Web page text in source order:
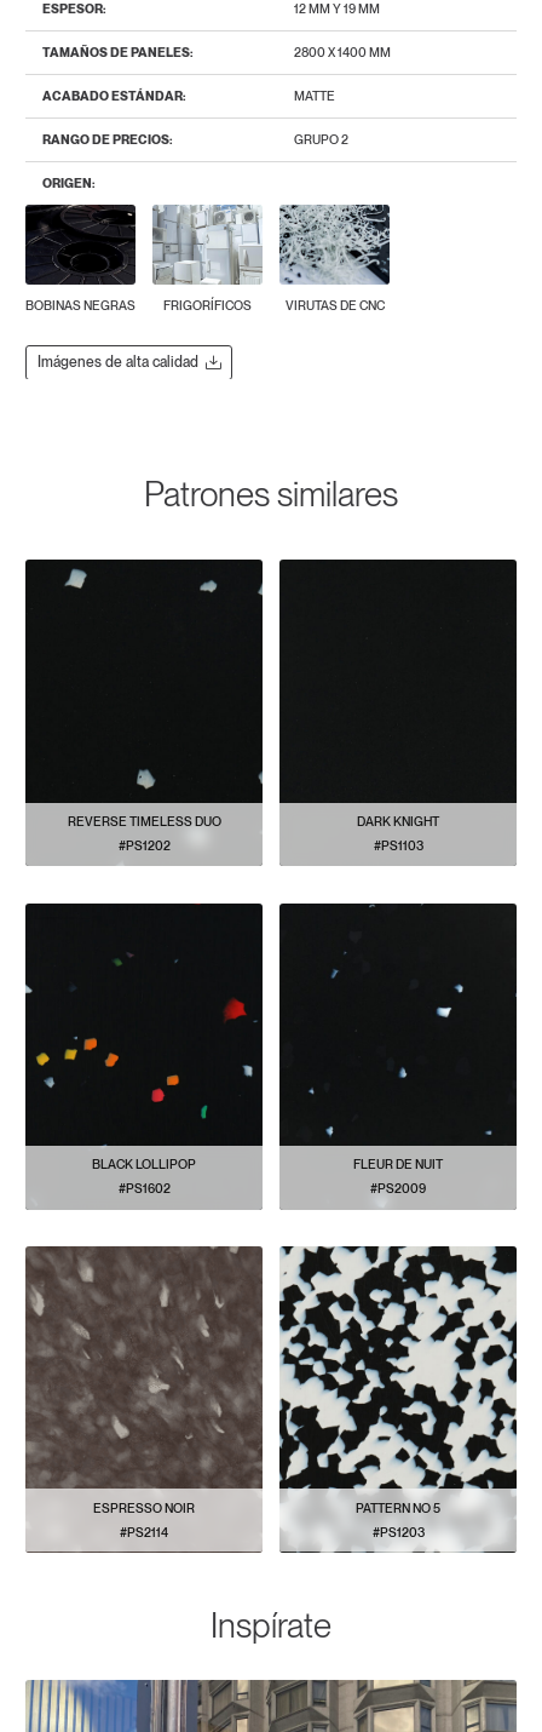
ESPESOR: 12 MM Y 19 MM
TAMAÑOS DE PANELES: 2800 Х 1400 MM
ACABADO ESTÁNDAR: MATTE
RANGO DE PRECIOS: GRUPO 2
ORIGEN:
BOBINAS NEGRAS FRIGORÍFICOS VIRUTAS DE CNC
Imágenes de alta calidad
Patrones similares
REVERSE TIMELESS DUO
#PS1202
DARK KNIGHT
#PS1103
BLACK LOLLIPOP
#PS1602
FLEUR DE NUIT
#PS2009
ESPRESSO NOIR
#PS2114
PATTERN NO 5
#PS1203
Inspírate